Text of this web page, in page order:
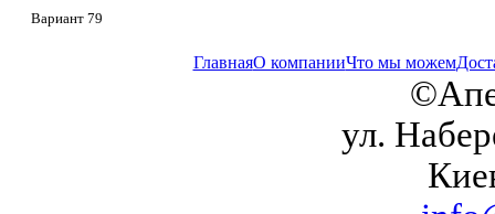
Вариант 79
ГлавнаяО компанииЧто мы можем
ул.